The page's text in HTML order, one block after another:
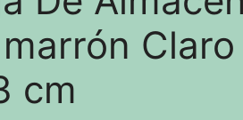
Claro
cm